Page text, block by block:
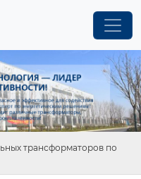
трансформаторов по